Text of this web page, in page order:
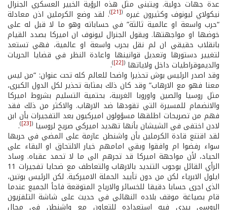
عدة جهات دولية. ويتبنى مثل هذه الرؤية الخبير العسكري الجنرال
نيكولاي ليونوف وكثيرون غيره (
[21]
). لقد وضع الكرملين اذن معادلة
“حرب واسعة او عالمية ثالثة” في حساباته وهو ما لا قبل له على
خوضها او مواجهتها. ويقول الجنرال ليونوف ان اميركا بصدد القيام
بانقلاب حقيقي ان لم نقل بحرب واسعة او عالمية، فهي تستعد
لتغيير دستورها وتعديل قوانينها واعادة النظر في قضايا الحريات
والديموقراطيات داخل ولاياتها (
[22]
)
.
وقد اصدر الرئيس بوش تحذيرا واضحا للعالم كله تحت عنوان: “من ليس
معنا فهو مع الارهاب” وقد كان ذلك بمثابة تحذير لكل الدول الكبرى،
مثل روسيا والصين واوروبا الغربية، بحتمية التسليم بشروط اميركا
والانضمام للمسيرة التي تقودها ضد الارهاب. والاكثر من ذلك فقد
فهم من تصريحات اطلقها مسؤولون اميركيون بعد التفجيرات بأن ابن
لادن اختفى في الشيشان بأنها تهديد اميركي صريح لروسيا (
[23]
)
.
لقد اقتنع قادة الكرملين بأن واشنطن عازمة على المضي في حربها
سواء رفضوا ام وافقوا وبقي امامهم خيار الالتحاق او البقاء على
الحياد، لأن مواجهة اميركا قد تجرهم الى ما لا تحمد عقباه. وساد
الرأي القائل بوجوب التنديد بالارهاب والتعاطف مع ضحايا تفجيرات 11
ايلول الابرياء لكن من دون تأييد الحملة الاميركية. لكن الرئيس بوتين،
الذي اجرى حسابا دقيقا للخسائر والارباح المتوقعة فاجأ الجميع عندما
قام بصياغة موقف بلاده النهائي في حديث على شاشة التلفزيون
الروسي يبدي فيه استعداده للتعاون مع واشنطن في مجال